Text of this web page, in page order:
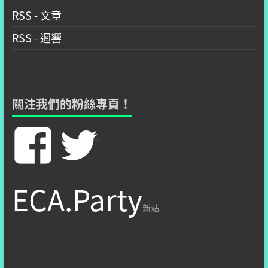
RSS - 文章
RSS - 迴響
關注我們的粉絲專頁！
在
Facebook
看
Twitter
看
ECA.Party新站